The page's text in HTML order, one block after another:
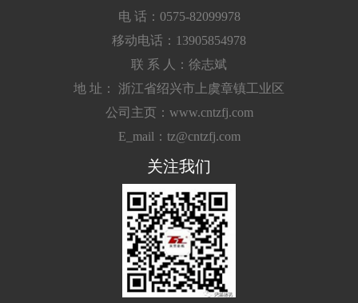
电 话：0575-82099978
移动电话：13905854978
联 系 人：徐志斌
地 址： 浙江省绍兴市上虞章镇工业区
公司主页：www.cntzfj.com
E_mail：tz@cntzfj.com
关注我们